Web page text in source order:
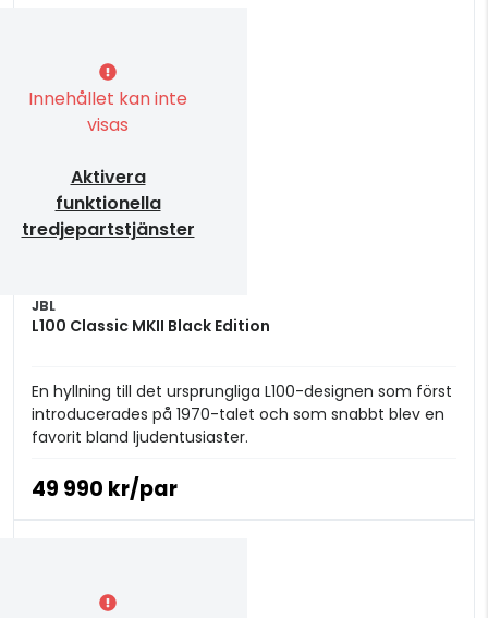
Innehållet kan inte
visas
Aktivera
funktionella
tredjepartstjänster
JBL
L100 Classic MKII Black Edition
En hyllning till det ursprungliga L100-designen som först
introducerades på 1970-talet och som snabbt blev en
favorit bland ljudentusiaster.
49 990 kr/par